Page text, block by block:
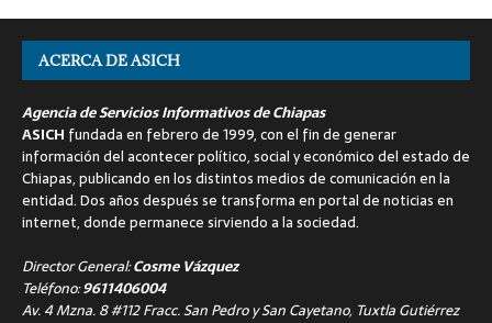
ACERCA DE ASICH
Agencia de Servicios Informativos de Chiapas
ASICH fundada en febrero de 1999, con el fin de generar
información del acontecer político, social y económico del estado de
Chiapas, publicando en los distintos medios de comunicación en la
entidad. Dos años después se transforma en portal de noticias en
internet, donde permanece sirviendo a la sociedad.
Director General:Cosme Vázquez
Teléfono:9611406004
Av. 4 Mzna. 8 #112 Fracc. San Pedro y San Cayetano, Tuxtla Gutiérrez